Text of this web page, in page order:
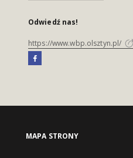
Odwiedź nas!
https://www.wbp.olsztyn.pl/
MAPA STRONY